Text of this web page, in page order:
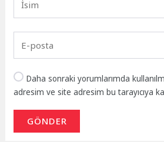
Daha sonraki yorumlarımda
adresim ve site adresim bu tarayıcıya
GÖNDER